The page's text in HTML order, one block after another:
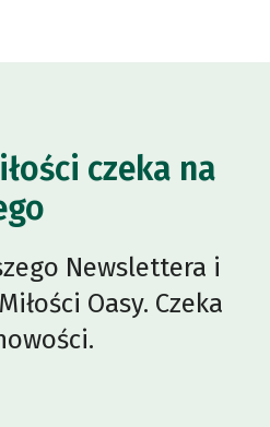
czeka na
Newslettera i
Oasy. Czeka